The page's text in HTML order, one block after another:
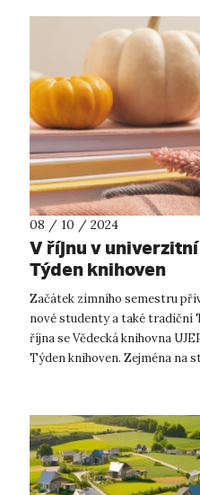
08 / 10 / 2024
V říjnu v
Týden knihoven
Začátek zimního semestru
nové studenty a také tradiční
října se Vědecká knihovna
Týden knihoven. Zejména na